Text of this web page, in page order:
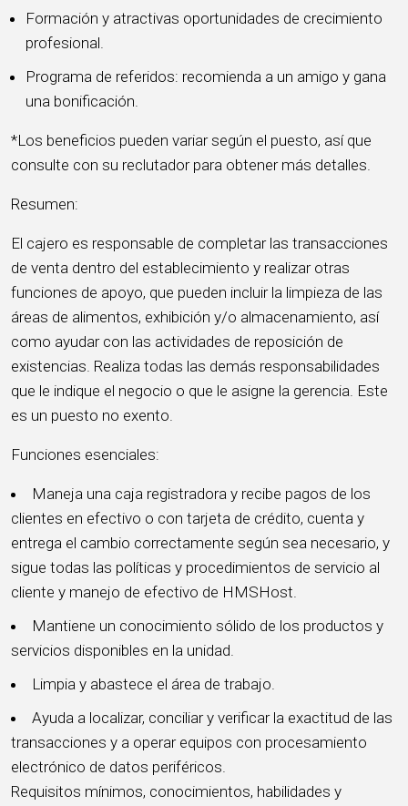
Formación y atractivas oportunidades de crecimiento
profesional.
Programa de referidos: recomienda a un amigo y gana
una bonificación.
*Los beneficios pueden variar según el puesto, así que
consulte con su reclutador para obtener más detalles.
Resumen:
El cajero es responsable de completar las transacciones
de venta dentro del establecimiento y realizar otras
funciones de apoyo, que pueden incluir la limpieza de las
áreas de alimentos, exhibición y/o almacenamiento, así
como ayudar con las actividades de reposición de
existencias. Realiza todas las demás responsabilidades
que le indique el negocio o que le asigne la gerencia. Este
es un puesto no exento.
Funciones esenciales:
Maneja una caja registradora y recibe pagos de los
clientes en efectivo o con tarjeta de crédito, cuenta y
entrega el cambio correctamente según sea necesario, y
sigue todas las políticas y procedimientos de servicio al
cliente y manejo de efectivo de HMSHost.
Mantiene un conocimiento sólido de los productos y
servicios disponibles en la unidad.
Limpia y abastece el área de trabajo.
Ayuda a localizar, conciliar y verificar la exactitud de las
transacciones y a operar equipos con procesamiento
electrónico de datos periféricos.
Requisitos mínimos, conocimientos, habilidades y